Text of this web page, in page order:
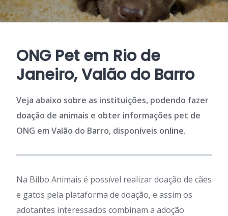
ONG Pet em Rio de
Janeiro, Valão do Barro
Veja abaixo sobre as instituições, podendo fazer
doação de animais e obter informações pet de
ONG em Valão do Barro, disponíveis online.
Na Bilbo Animais é possível realizar doação de cães
e gatos pela plataforma de doação, e assim os
adotantes interessados combinam a adoção